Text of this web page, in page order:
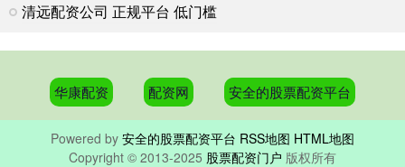
清远配资公司 正规平台 低门槛
华康配资 配资网 安全的股票配资平台
Powered by 安全的股票配资平台 RSS地图 HTML地图
Copyright © 2013-2025 股票配资门户 版权所有